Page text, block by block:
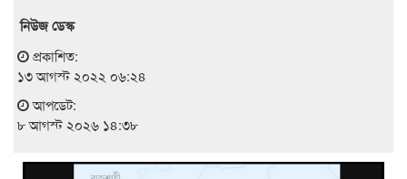
নিউজ ডেস্ক
প্রকাশিত:
১৩ আগস্ট ২০২২ ০৬:২৪
আপডেট:
৮ আগস্ট ২০২৬ ১৪:৩৮